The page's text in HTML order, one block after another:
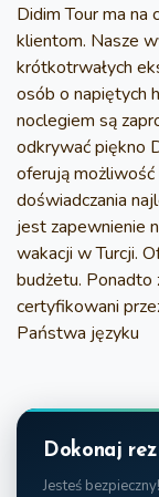
Didim Tour ma
klientom. Nasze
krótkotrwałych
osób o napiętych
noclegiem są
odkrywać piękno
oferują
doświadczania
jest zapewnienie
wakacji w Turcji.
budżetu. Ponadto
certyfikowani
Państwa języku
Dokonaj
Jesteś